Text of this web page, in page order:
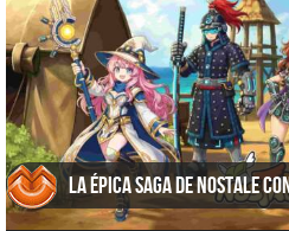
La épica saga de NosTale